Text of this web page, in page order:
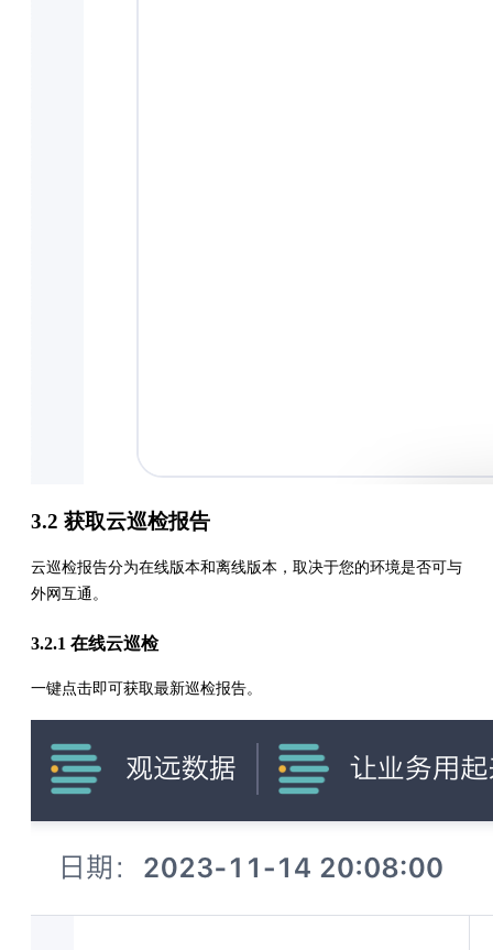
3.2 获取云巡检报告
云巡检报告分为在线版本和离线版本，取决于您的环境是否可与
外网互通。
3.2.1 在线云巡检
一键点击即可获取最新巡检报告。